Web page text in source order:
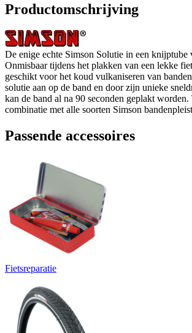
Productomschrijving
De enige echte Simson Solutie in een knijptube
Onmisbaar tijdens het plakken van een lekke
geschikt voor het koud vulkaniseren van
solutie aan op de band en door zijn unieke
kan de band al na 90 seconden geplakt
combinatie met alle soorten Simson
Passende accessoires
Fietsreparatie